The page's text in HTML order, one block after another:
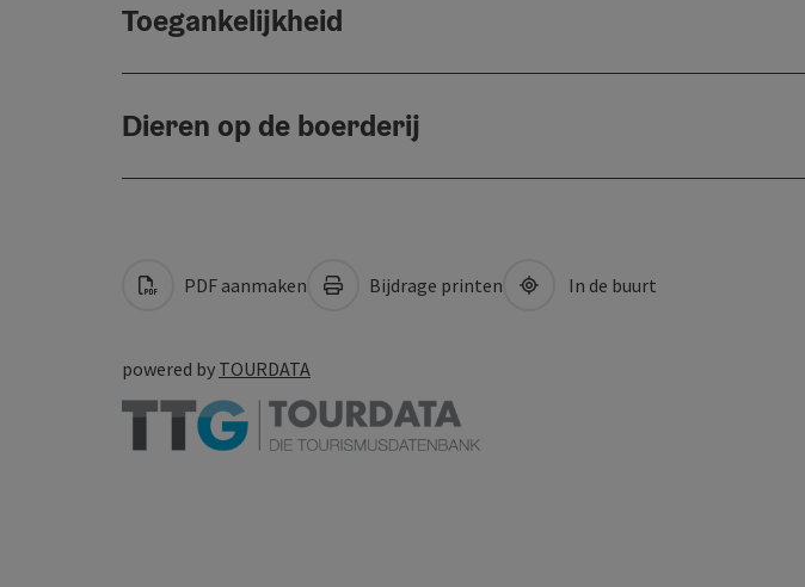
Toegankelijkheid
Dieren op de boerderij
PDF aanmaken Bijdrage printen In de buurt
powered by TOURDATA